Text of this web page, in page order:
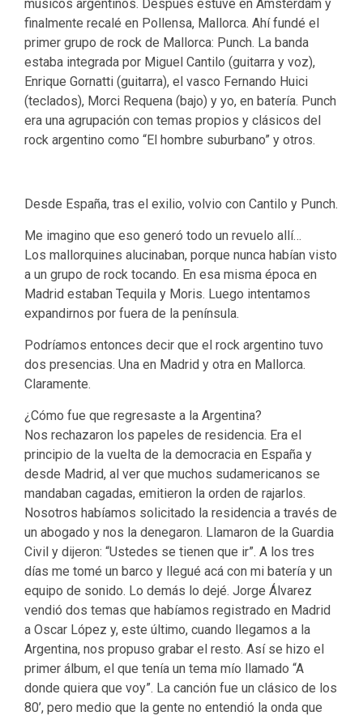
músicos argentinos. Después estuve en Amsterdam y
finalmente recalé en Pollensa, Mallorca. Ahí fundé el
primer grupo de rock de Mallorca: Punch. La banda
estaba integrada por Miguel Cantilo (guitarra y voz),
Enrique Gornatti (guitarra), el vasco Fernando Huici
(teclados), Morci Requena (bajo) y yo, en batería. Punch
era una agrupación con temas propios y clásicos del
rock argentino como “El hombre suburbano” y otros.
Desde España, tras el exilio, volvio con Cantilo y Punch.
Me imagino que eso generó todo un revuelo allí…
Los mallorquines alucinaban, porque nunca habían visto
a un grupo de rock tocando. En esa misma época en
Madrid estaban Tequila y Moris. Luego intentamos
expandirnos por fuera de la península.
Podríamos entonces decir que el rock argentino tuvo
dos presencias. Una en Madrid y otra en Mallorca.
Claramente.
¿Cómo fue que regresaste a la Argentina?
Nos rechazaron los papeles de residencia. Era el
principio de la vuelta de la democracia en España y
desde Madrid, al ver que muchos sudamericanos se
mandaban cagadas, emitieron la orden de rajarlos.
Nosotros habíamos solicitado la residencia a través de
un abogado y nos la denegaron. Llamaron de la Guardia
Civil y dijeron: “Ustedes se tienen que ir”. A los tres
días me tomé un barco y llegué acá con mi batería y un
equipo de sonido. Lo demás lo dejé. Jorge Álvarez
vendió dos temas que habíamos registrado en Madrid
a Oscar López y, este último, cuando llegamos a la
Argentina, nos propuso grabar el resto. Así se hizo el
primer álbum, el que tenía un tema mío llamado “A
donde quiera que voy”. La canción fue un clásico de los
80’, pero medio que la gente no entendió la onda que